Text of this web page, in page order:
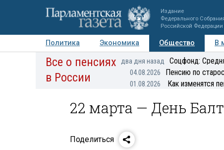
Издание
Федерального
Российской Федерации
Политика Экономика Общество В
Авторы Персоны Мнения Регионы
Все о пенсиях
в России
два дня назад Соцфонд:
04.08.2026 Пенсию по
01.08.2026 Как изменятся
22 марта — День
Поделиться